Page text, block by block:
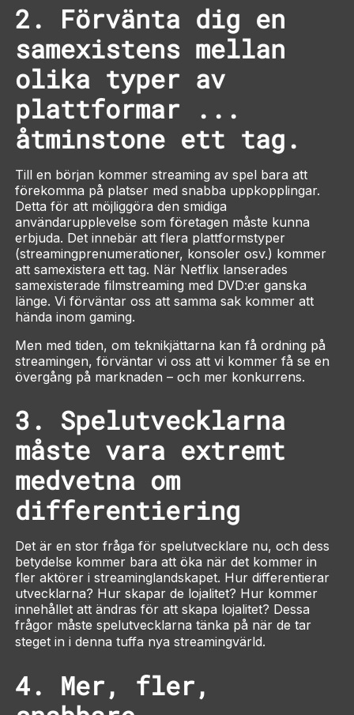
2. Förvänta dig en
samexistens mellan
olika typer av
plattformar ...
åtminstone ett tag.
Till en början kommer streaming av spel bara att
förekomma på platser med snabba uppkopplingar.
Detta för att möjliggöra den smidiga
användarupplevelse som företagen måste kunna
erbjuda. Det innebär att flera plattformstyper
(streamingprenumerationer, konsoler osv.) kommer
att samexistera ett tag. När Netflix lanserades
samexisterade filmstreaming med DVD:er ganska
länge. Vi förväntar oss att samma sak kommer att
hända inom gaming.
Men med tiden, om teknikjättarna kan få ordning på
streamingen, förväntar vi oss att vi kommer få se en
övergång på marknaden – och mer konkurrens.
3. Spelutvecklarna
måste vara extremt
medvetna om
differentiering
Det är en stor fråga för spelutvecklare nu, och dess
betydelse kommer bara att öka när det kommer in
fler aktörer i streaminglandskapet. Hur differentierar
utvecklarna? Hur skapar de lojalitet? Hur kommer
innehållet att ändras för att skapa lojalitet? Dessa
frågor måste spelutvecklarna tänka på när de tar
steget in i denna tuffa nya streamingvärld.
4. Mer, fler,